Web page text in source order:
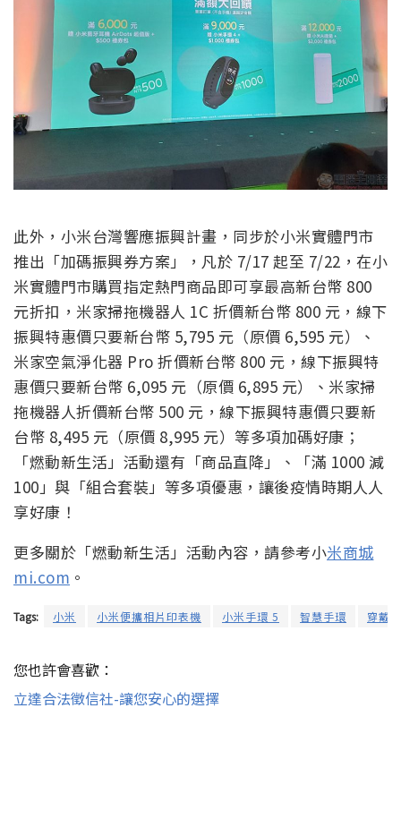
此外，小米台灣響應振興計畫，同步於小米實體門市
推出「加碼振興券方案」，凡於 7/17 起至 7/22，在小
米實體門市購買指定熱門商品即可享最高新台幣 800
元折扣，米家掃拖機器人 1C 折價新台幣 800 元，線下
振興特惠價只要新台幣 5,795 元（原價 6,595 元）、
米家空氣淨化器 Pro 折價新台幣 800 元，線下振興特
惠價只要新台幣 6,095 元（原價 6,895 元）、米家掃
拖機器人折價新台幣 500 元，線下振興特惠價只要新
台幣 8,495 元（原價 8,995 元）等多項加碼好康；
「燃動新生活」活動還有「商品直降」、「滿 1000 減
100」與「組合套裝」等多項優惠，讓後疫情時期人人
享好康！
更多關於「燃動新生活」活動內容，請參考小米商城
mi.com 。
Tags: 小米 小米便攜相片印表機 小米手環 5 智慧手環 穿戴
您也許會喜歡：
立達合法徵信社-讓您安心的選擇